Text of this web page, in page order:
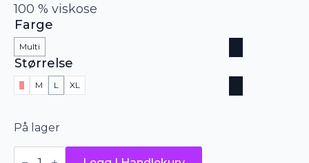
100 % viskose
Farge
Multi
Størrelse
M L XL
På lager
Kriss